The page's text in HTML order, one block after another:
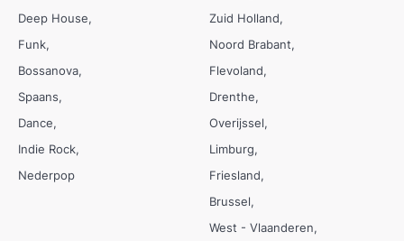
Deep House
Funk
Bossanova
Spaans
Dance
Indie Rock
Nederpop
Zuid Holland
Noord Brabant
Flevoland
Drenthe
Overijssel
Limburg
Friesland
Brussel
West - Vlaanderen